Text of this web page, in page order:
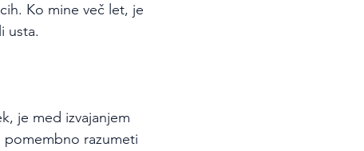
Ko mine več let, je
usta.
je med izvajanjem
razumeti